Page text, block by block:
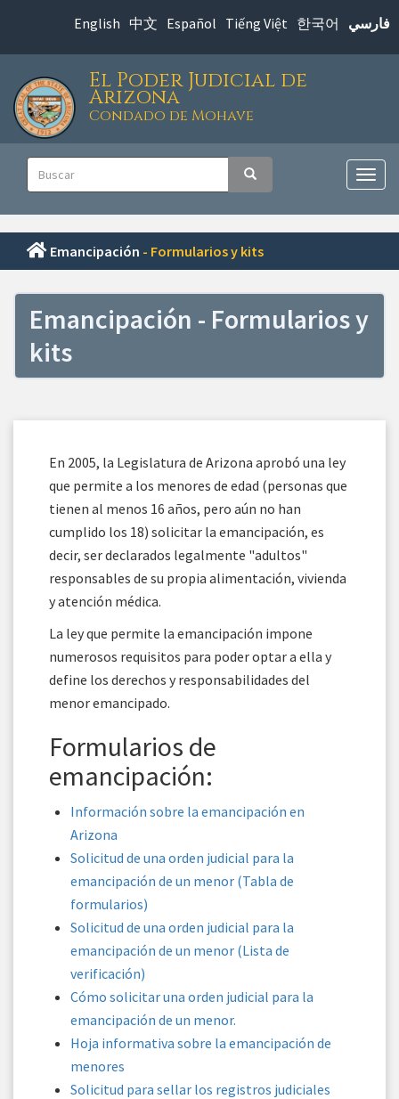
contenido
principal
English 中文 Español Tiếng Việt 한국어 فارسي
El Poder Judicial de
Arizona
Condado de Mohave
Buscar Buscar
Navegación
principal
Emancipación - Formularios y kits
Emancipación - Formularios y
kits
En 2005, la Legislatura de Arizona aprobó una ley
que permite a los menores de edad (personas que
tienen al menos 16 años, pero aún no han
cumplido los 18) solicitar la emancipación, es
decir, ser declarados legalmente "adultos"
responsables de su propia alimentación, vivienda
y atención médica.
La ley que permite la emancipación impone
numerosos requisitos para poder optar a ella y
define los derechos y responsabilidades del
menor emancipado.
Formularios de
emancipación:
Información sobre la emancipación en
Arizona
Solicitud de una orden judicial para la
emancipación de un menor (Tabla de
formularios)
Solicitud de una orden judicial para la
emancipación de un menor (Lista de
verificación)
Cómo solicitar una orden judicial para la
emancipación de un menor.
Hoja informativa sobre la emancipación de
menores
Solicitud para sellar los registros judiciales